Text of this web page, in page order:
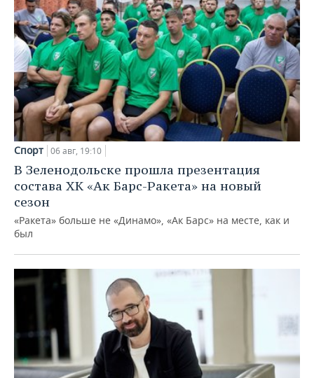
Спорт 06 авг, 19:10
В Зеленодольске прошла презентация
состава ХК «Ак Барс-Ракета» на новый
сезон
«Ракета» больше не «Динамо», «Ак Барс» на месте, как и
был